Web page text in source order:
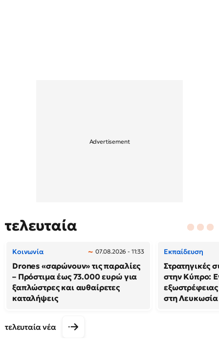
τελευταία
Κοινωνία 07.08.2026 - 11:33
Drones «σαρώνουν» τις παραλίες
– Πρόστιμα έως 73.000 ευρώ για
ξαπλώστρες και αυθαίρετες
καταλήψεις
Εκπαίδευση
Στρατηγικές
στην Κύπρο:
στη Λευκωσία
τελευταία νέα